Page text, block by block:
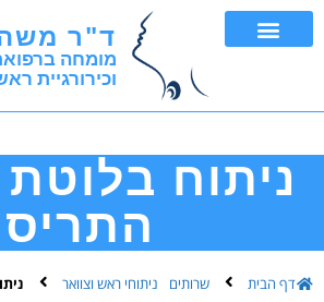
ד"ר
מומחה
וכירורגיית
ניתוח
התריס
דף הבית שרותים ניתוחי ראש וצוואר